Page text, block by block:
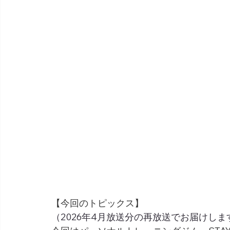
【今回のトピックス】
（2026年4月放送分の再放送でお届けしま